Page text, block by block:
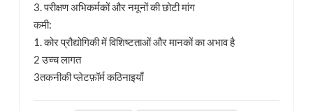
3. परीक्षण अभिकर्मकों और नमूनों की छोटी मांग
कमी:
1. कोर प्रौद्योगिकी में विशिष्टताओं और मानकों का अभाव है
2 उच्च लागत
3तकनीकी प्लेटफ़ॉर्म कठिनाइयाँ